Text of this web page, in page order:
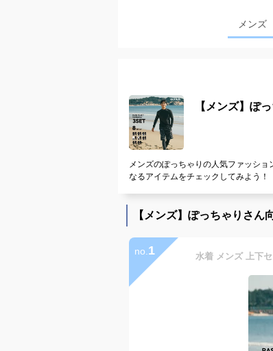
メンズ
【メンズ】ぽ
メンズのぽっちゃりの人気ファッシ
なるアイテムをチェックしてみよう！
【メンズ】ぽっちゃりさ
no. 1